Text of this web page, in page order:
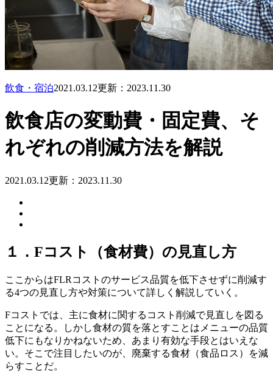
飲食・宿泊2021.03.12更新：2023.11.30
飲食店の変動費・固定費、そ
れぞれの削減方法を解説
2021.03.12更新：2023.11.30
１．Fコスト（食材費）の見直し方
ここからはFLRコストのサービス品質を低下させずに削減す
る4つの見直し方や対策について詳しく解説していく。
Fコストでは、主に食材に関するコスト削減で見直しを図る
ことになる。しかし食材の質を落とすことはメニューの品質
低下にもなりかねないため、あまり有効な手段とはいえな
い。そこで注目したいのが、廃棄する食材（食品ロス）を減
らすことだ。